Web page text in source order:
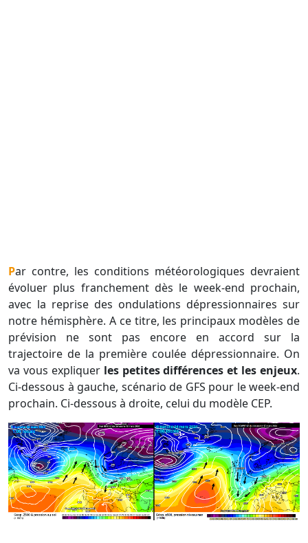
Par contre, les conditions météorologiques devraient
évoluer plus franchement dès le week-end prochain,
avec la reprise des ondulations dépressionnaires sur
notre hémisphère. A ce titre, les principaux modèles de
prévision ne sont pas encore en accord sur la
trajectoire de la première coulée dépressionnaire. On
va vous expliquer les petites différences et les enjeux.
Ci-dessous à gauche, scénario de GFS pour le week-end
prochain. Ci-dessous à droite, celui du modèle CEP.